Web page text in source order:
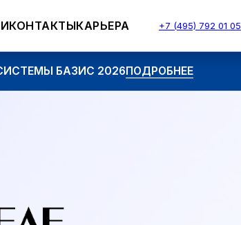
КОНТАКТЫКАРЬЕРА +7 (495) 792 01 05
2026